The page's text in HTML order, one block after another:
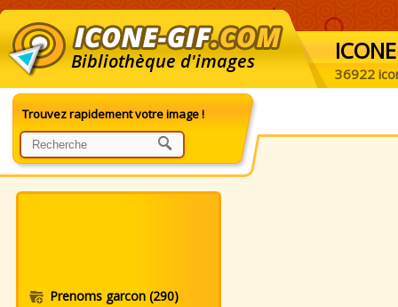
Bibliothèque d'images ICONE
36922
Trouvez rapidement votre image !
Prenoms garcon (290)